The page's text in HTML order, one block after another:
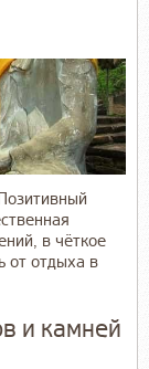
в чёткое
от отдыха в
и камней